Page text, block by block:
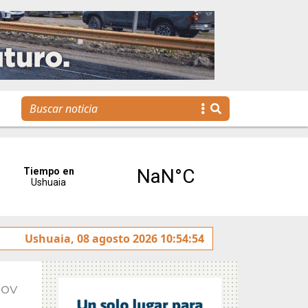
sobre la avenida Héroes de Malvinas
Ushuaia, 08 agosto 2026 10:54:54